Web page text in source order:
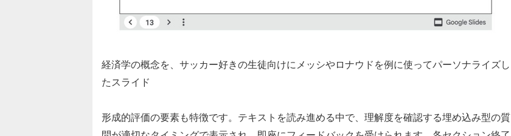
経済学の概念を、サッカー好きの生徒向けにメッシやロナウドを例に使ってパーソナライズし
たスライド
形成的評価の要素も特徴です。テキストを読み進める中で、理解度を確認する埋め込み型の質